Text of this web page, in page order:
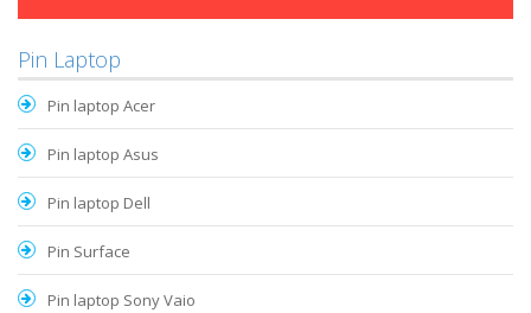
Pin Laptop
Pin laptop Acer
Pin laptop Asus
Pin laptop Dell
Pin Surface
Pin laptop Sony Vaio